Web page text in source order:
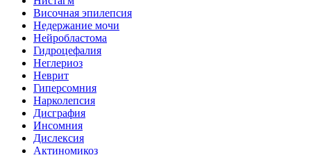
Височная эпилепсия
Недержание мочи
Нейробластома
Гидроцефалия
Неглериоз
Неврит
Гиперсомния
Нарколепсия
Дисграфия
Инсомния
Дислексия
Актиномикоз